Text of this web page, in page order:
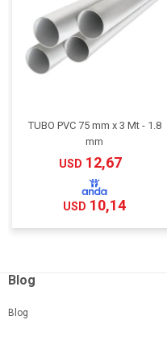
TUBO PVC 75 mm x 3 Mt - 1.8
mm
USD 12,67
USD 10,14
Blog
Blog